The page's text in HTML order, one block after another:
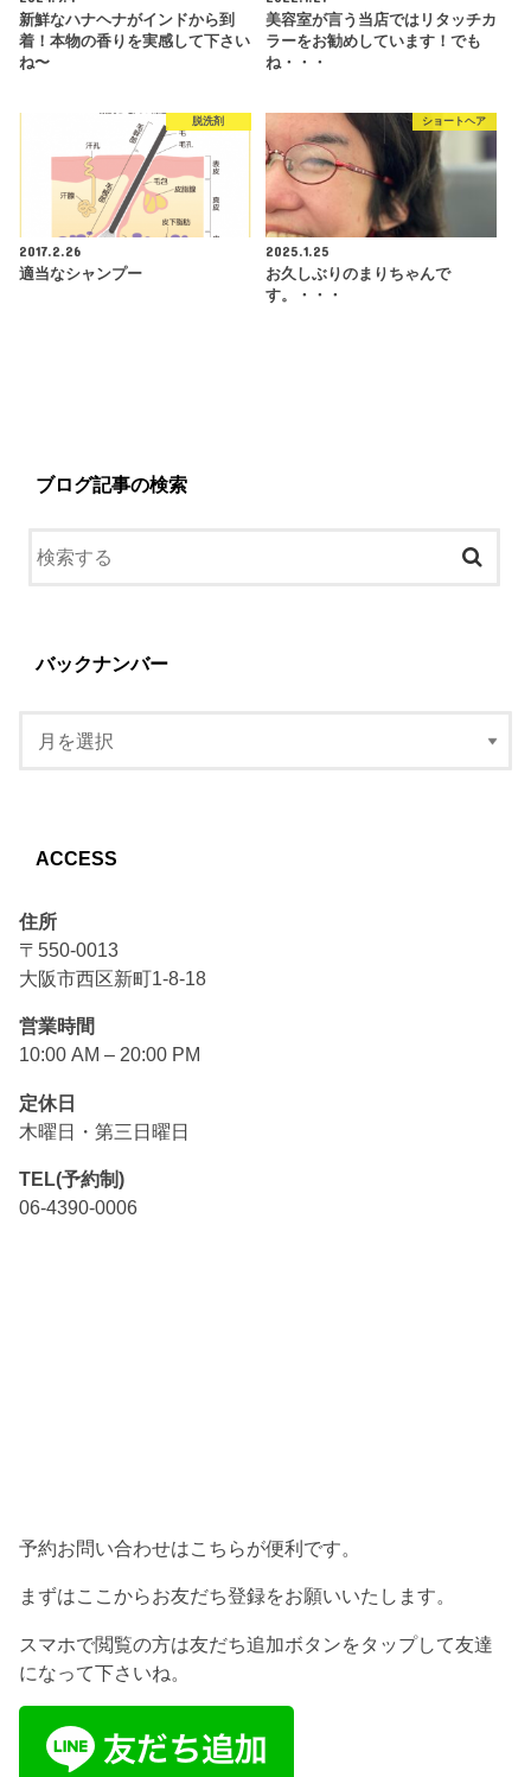
新鮮なハナヘナがインドから到
着！本物の香りを実感して下さい
ね〜
美容室が言う当店ではリタッチカ
ラーをお勧めしています！でも
ね・・・
脱洗剤
2017.2.26
適当なシャンプー
ショートヘア
2025.1.25
お久しぶりのまりちゃんで
す。・・・
ブログ記事の検索
バックナンバー
ACCESS
住所
〒550-0013
大阪市西区新町1-8-18
営業時間
10:00 AM – 20:00 PM
定休日
木曜日・第三日曜日
TEL(予約制)
06-4390-0006
予約お問い合わせはこちらが便利です。
まずはここからお友だち登録をお願いいたします。
スマホで閲覧の方は友だち追加ボタンをタップして友達
になって下さいね。